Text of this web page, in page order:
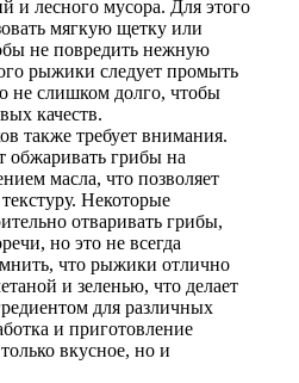
и лесного мусора. Для этого
мягкую щетку или
не повредить нежную
рыжики следует промыть
не слишком долго, чтобы
качеств.
также требует внимания.
обжаривать грибы на
масла, что позволяет
Некоторые
отваривать грибы,
но это не всегда
что рыжики отлично
и зеленью, что делает
для различных
и приготовление
вкусное, но и